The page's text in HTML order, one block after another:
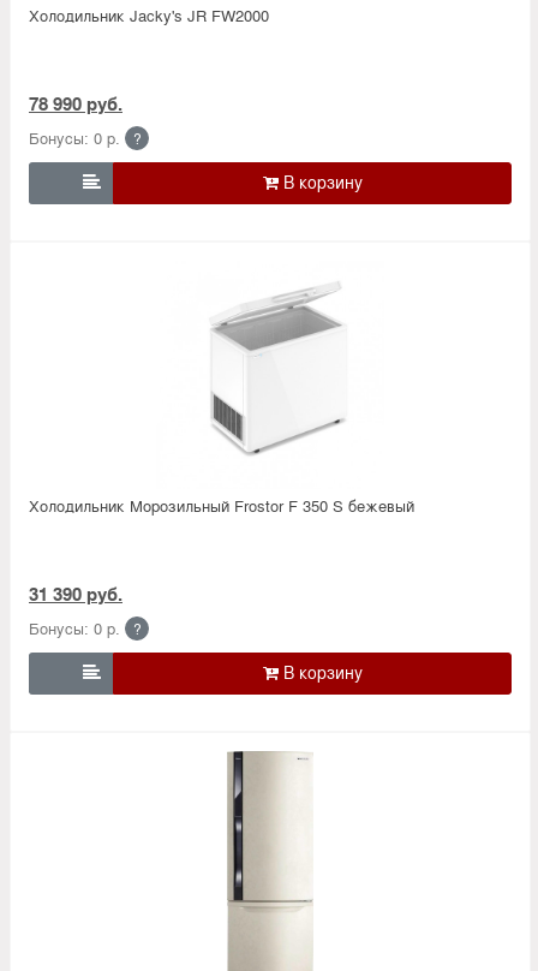
Холодильник Jacky's JR FW2000
78 990 руб.
Бонусы: 0 р. ?

Холодильник Морозильный Frostor F 350 S бежевый
31 390 руб.
Бонусы: 0 р. ?
